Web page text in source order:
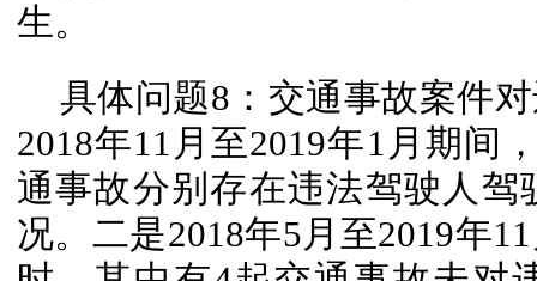
生。
具体问题8：交通事故案件
2018年11月至2019年1月期间
通事故分别存在违法驾驶人
况。二是2018年5月至2019年